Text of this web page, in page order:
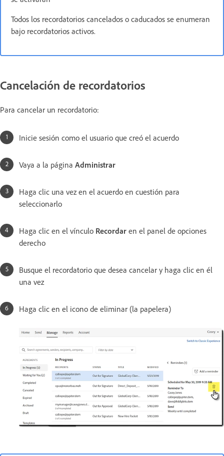
Todos los recordatorios cancelados o caducados se enumeran
bajo recordatorios activos.
Cancelación de recordatorios
Para cancelar un recordatorio:
Inicie sesión como el usuario que creó el acuerdo
Vaya a la página Administrar
Haga clic una vez en el acuerdo en cuestión para
seleccionarlo
Haga clic en el vínculo Recordar en el panel de opciones
derecho
Busque el recordatorio que desea cancelar y haga clic en él
una vez
Haga clic en el icono de eliminar (la papelera)